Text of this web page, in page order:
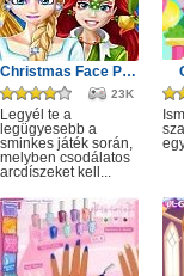
Christmas Face Painting
23K
Legyél te a
legügyesebb a
sminkes játék során,
melyben csodálatos
arcdíszeket kell...